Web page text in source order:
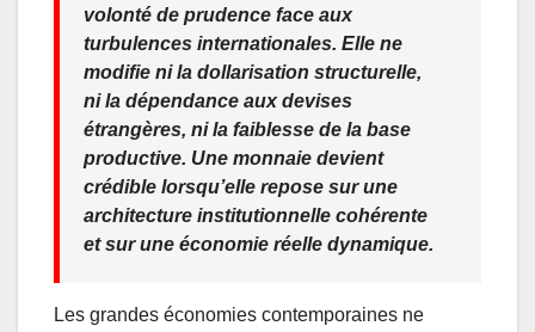
volonté de prudence face aux
turbulences internationales. Elle ne
modifie ni la dollarisation structurelle,
ni la dépendance aux devises
étrangères, ni la faiblesse de la base
productive. Une monnaie devient
crédible lorsqu’elle repose sur une
architecture institutionnelle cohérente
et sur une économie réelle dynamique.
Les grandes économies contemporaines ne